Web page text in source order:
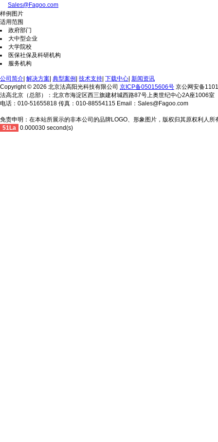
Sales@Fagoo.com
样例图片
适用范围
政府部门
大中型企业
大学院校
医保社保及科研机构
服务机构
公司简介 解决方案 典型案例 技术支持 下载中心 新闻资讯
Copyright © 2026 北京法高阳光科技有限公司 京ICP备05015606号 京公网安备
法高北京（总部）：北京市海淀区西三旗建材城西路87号上奥世纪中心2A座1006室
电话：010-51655818 传真：010-88554115 Email：Sales@Fagoo.com
免责申明：在本站所展示的非本公司的品牌LOGO、形象图片，版权归其原权利人所
51La 0.000030 second(s)